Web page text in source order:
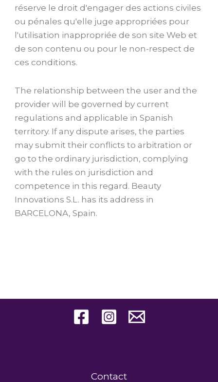
réserve le droit d'engager des actions civiles
ou pénales qu'elle juge appropriées pour
l'utilisation inappropriée de son site Web et
de son contenu ou pour le non-respect de
ces conditions.
The relationship between the user and the
provider will be governed by current
regulations and applicable in Spanish
territory. If any dispute arises, the parties
may submit their conflicts to arbitration or
go to the ordinary jurisdiction, complying
with the rules on jurisdiction and
competence in this regard. Beauty
Innovations S.L. has its address in
BARCELONA, Spain.
Contact